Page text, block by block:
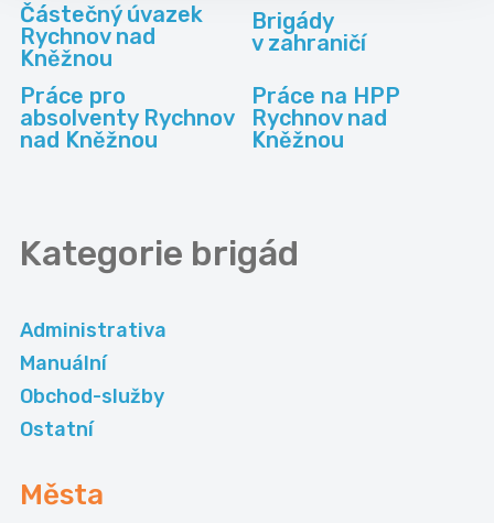
Částečný úvazek
Rychnov nad
Kněžnou
Brigády
v zahraničí
Práce pro
absolventy Rychnov
nad Kněžnou
Práce na HPP
Rychnov nad
Kněžnou
Kategorie brigád
Administrativa
Manuální
Obchod-služby
Ostatní
Města